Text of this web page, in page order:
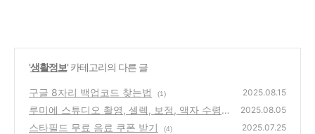
'생활정보' 카테고리의 다른 글
구글 8자리 백업코드 찾는법 (1) 2025.08.15
루미에 스튜디오 촬영, 셀렉, 보정, 액자 수령
후기 총정리
(7)
2025.08.05
스타필드 무료 음료 쿠폰 받기 (4) 2025.07.25